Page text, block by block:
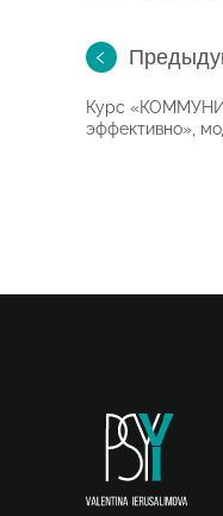
Курс
эффективно»,